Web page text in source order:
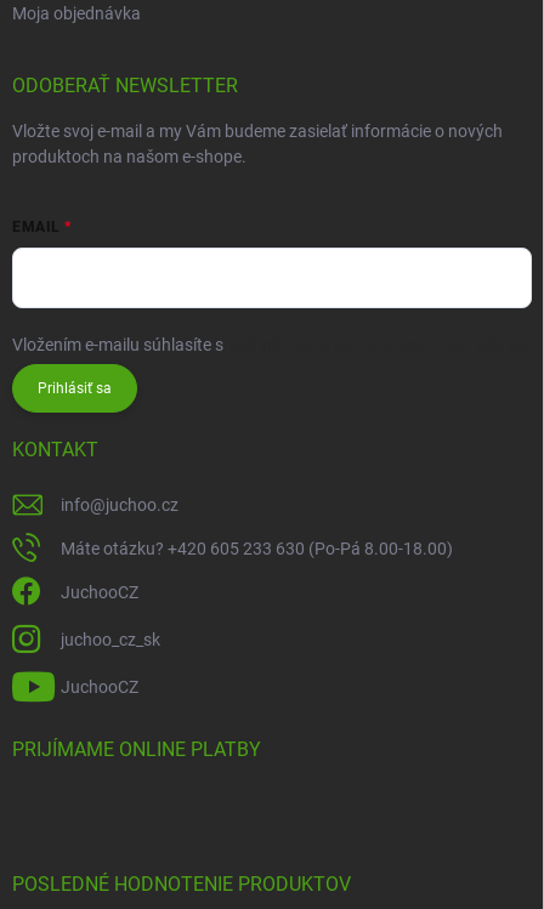
Moja objednávka
ODOBERAŤ NEWSLETTER
Vložte svoj e-mail a my Vám budeme zasielať informácie o nových
produktoch na našom e-shope.
EMAIL
Vložením e-mailu súhlasíte s
Prihlásiť sa
KONTAKT
info@juchoo.cz
Máte otázku? +420 605 233 630 (Po-Pá 8.00-18.00)
JuchooCZ
juchoo_cz_sk
JuchooCZ
PRIJÍMAME ONLINE PLATBY
POSLEDNÉ HODNOTENIE PRODUKTOV